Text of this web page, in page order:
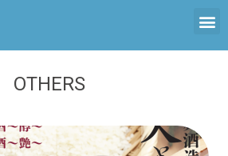
OTHERS